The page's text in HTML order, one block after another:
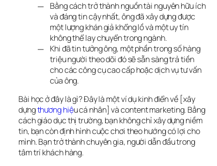
Bằng cách trở thành nguồn tài nguyên hữu ích
và đáng tin cậy nhất, ông đã xây dựng được
một lượng khán giả khổng lồ và một uy tín
không thể lay chuyển trong ngành.
Khi đã tin tưởng ông, một phần trong số hàng
triệu người theo dõi đó sẽ sẵn sàng trả tiền
cho các công cụ cao cấp hoặc dịch vụ tư vấn
của ông.
Bài học ở đây là gì? Đây là một ví dụ kinh điển về [xây
dựng thương hiệu cá nhân] và content marketing. Bằng
cách giáo dục thị trường, bạn không chỉ xây dựng niềm
tin, bạn còn định hình cuộc chơi theo hướng có lợi cho
mình. Bạn trở thành chuyên gia, người dẫn đầu trong
tâm trí khách hàng.